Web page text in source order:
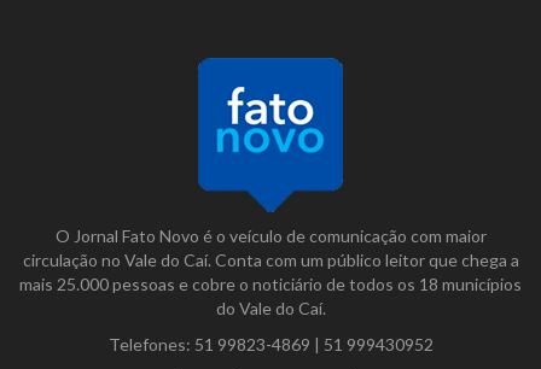
O Jornal Fato Novo é o veículo de comunicação com maior
circulação no Vale do Caí. Conta com um público leitor que chega a
mais 25.000 pessoas e cobre o noticiário de todos os 18 municípios
do Vale do Caí.
Telefones: 51 99823-4869 | 51 999430952